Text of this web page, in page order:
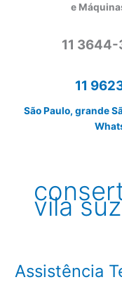
e
11
11
São Paulo, grande
vila
Assistência